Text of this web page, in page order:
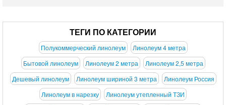
ТЕГИ ПО КАТЕГОРИИ
Полукоммерческий линолеум
Линолеум 4 метра
Бытовой линолеум
Линолеум 2 метра
Линолеум 2,5 метра
Дешевый линолеум
Линолеум шириной 3 метра
Линолеум Россия
Линолеум в нарезку
Линолеум утепленный ТЗИ